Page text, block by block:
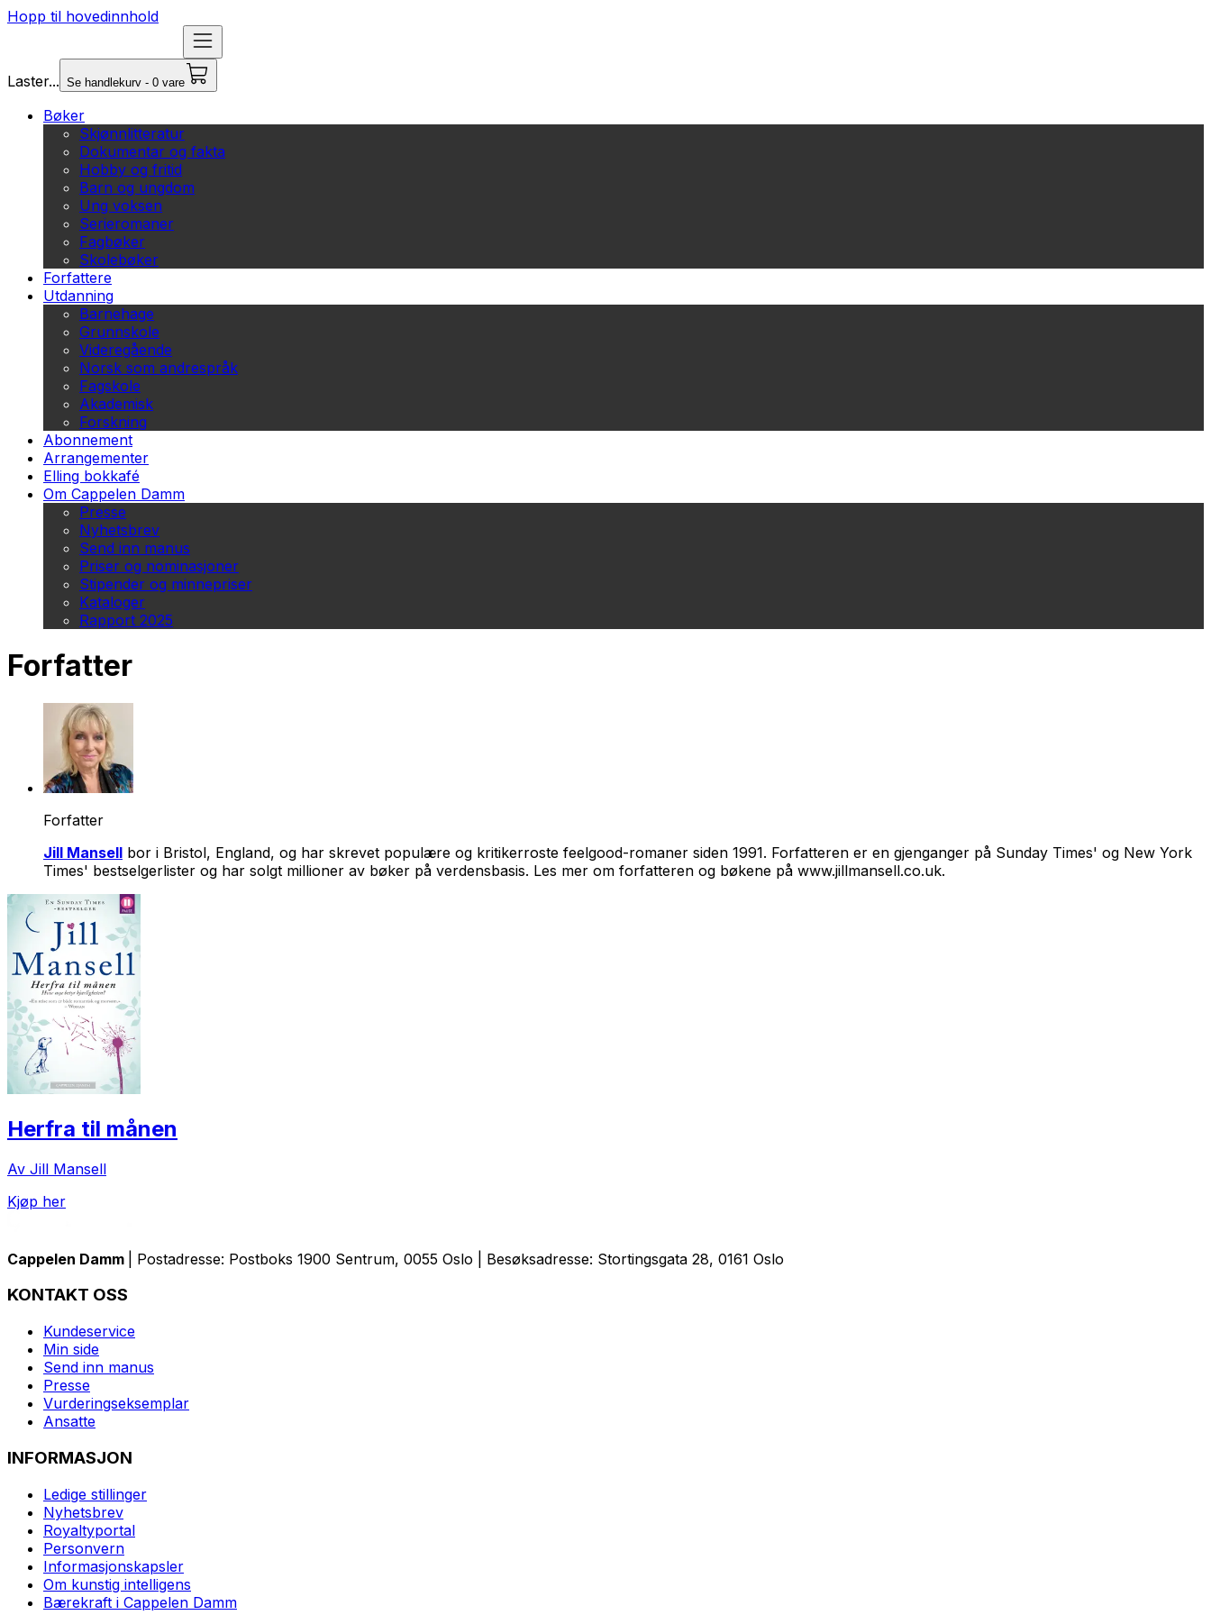
Hopp til hovedinnhold
Laster... Se handlekurv - 0 vare
Bøker
Skjønnlitteratur
Dokumentar og fakta
Hobby og fritid
Barn og ungdom
Ung voksen
Serieromaner
Fagbøker
Skolebøker
Forfattere
Utdanning
Barnehage
Grunnskole
Videregående
Norsk som andrespråk
Fagskole
Akademisk
Forskning
Abonnement
Arrangementer
Elling bokkafé
Om Cappelen Damm
Presse
Nyhetsbrev
Send inn manus
Priser og nominasjoner
Stipender og minnepriser
Kataloger
Rapport 2025
Forfatter
Forfatter
Jill Mansell bor i Bristol, England, og har skrevet populære og kritikerroste feelgood-romaner siden 1991. Forfatteren er en gjenganger på Sunday Times' og New York
Times' bestselgerlister og har solgt millioner av bøker på verdensbasis. Les mer om forfatteren og bøkene på www.jillmansell.co.uk.
Herfra til månen
Av Jill Mansell
Kjøp her
Cappelen Damm | Postadresse: Postboks 1900 Sentrum, 0055 Oslo | Besøksadresse: Stortingsgata 28, 0161 Oslo
KONTAKT OSS
Kundeservice
Min side
Send inn manus
Presse
Vurderingseksemplar
Ansatte
INFORMASJON
Ledige stillinger
Nyhetsbrev
Royaltyportal
Personvern
Informasjonskapsler
Om kunstig intelligens
Bærekraft i Cappelen Damm